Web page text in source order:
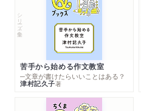
シリーズ・全集
苦手から始める作文教室
─文章が書けたらいいことはある？
津村記久子著